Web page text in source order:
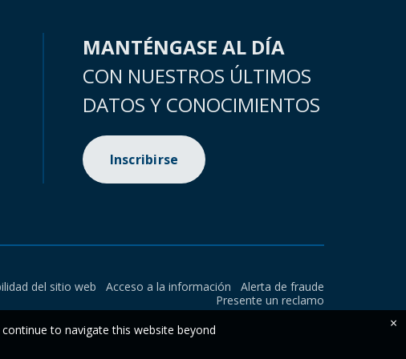
MANTÉNGASE AL DÍA
CON NUESTROS ÚLTIMOS
DATOS Y CONOCIMIENTOS
Inscribirse
del sitio web Acceso a la información
Alerta de fraude
Presente un reclamo
to navigate this website beyond
×